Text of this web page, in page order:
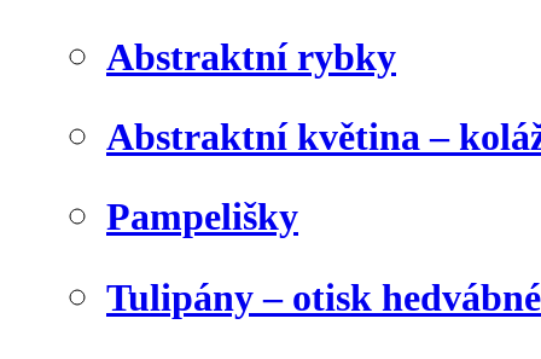
Abstraktní rybky
Abstraktní květina –
Pampelišky
Tulipány – otisk